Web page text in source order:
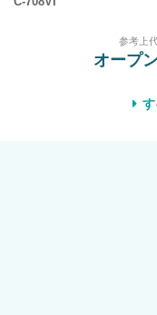
参考上
オープ